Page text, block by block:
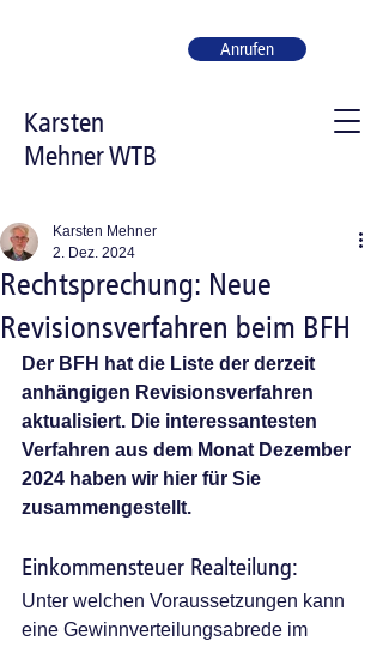
Karsten
Mehner WTB
Anrufen
Rechtsprechung: Neue
Revisionsverfahren beim BFH
Karsten Mehner
2. Dez. 2024
Der BFH hat die Liste der derzeit
anhängigen Revisionsverfahren
aktualisiert. Die interessantesten
Verfahren aus dem Monat Dezember
2024 haben wir hier für Sie
zusammengestellt.
Einkommensteuer Realteilung:
Unter welchen Voraussetzungen kann
eine Gewinnverteilungsabrede im